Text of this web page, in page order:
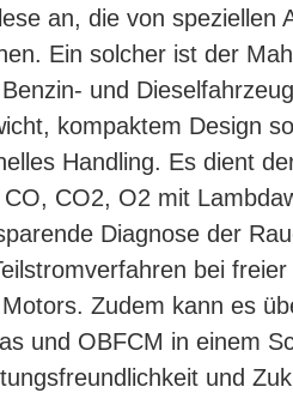
an, die von speziellen
Ein solcher ist der
und
kompaktem Design
Handling. Es dient
CO, CO2, O2 mit
Diagnose der
bei
Zudem kann es
und OBFCM in einem
und